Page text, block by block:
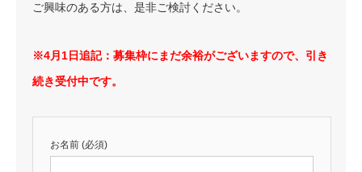
ご興味のある方は、是非ご検討ください。
※4月1日追記：募集枠にまだ余裕がございますので、引き
続き受付中です。
お名前 (必須)